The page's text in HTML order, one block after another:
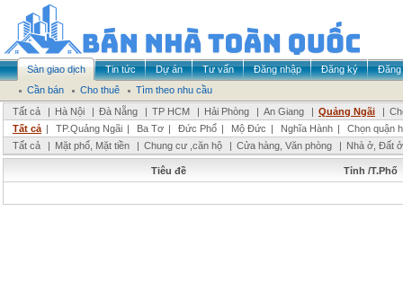
Sàn giao dịch Tin tức Dự án Tư vấn Đăng nhập Đăng ký
Đăng
Cần bán
Cho thuê
Tìm theo nhu cầu
Tất cả
| Hà Nội | Đà Nẵng | TP HCM | Hải Phòng | An Giang | Quảng Ngãi |
Tất cả | TP.Quảng Ngãi | Ba Tơ | Đức Phổ | Mộ Đức | Nghĩa Hành |
Chọn quận
Tất cả
| Mặt phố, Mặt tiền | Chung cư ,căn hộ | Cửa hàng, Văn phòng | Nhà ở, Đất ở
Tiêu đề Tỉnh /T.Phố